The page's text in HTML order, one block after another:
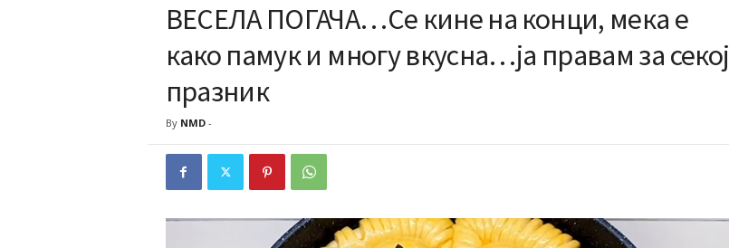
ВЕСЕЛА ПОГАЧА…Се кине на конци, мека е
како памук и многу вкусна…ја правам за секој
празник
By NMD-